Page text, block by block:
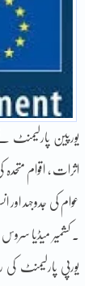
یورپین پارلیمنٹ
اثرات ، اقوام
عوام کی جدوجہد
۔ کشمیر میڈیا
یورپی پارلیمنٹ